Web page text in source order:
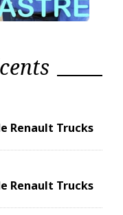
Renault Trucks
Renault Trucks